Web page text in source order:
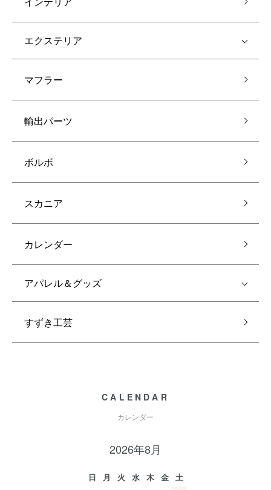
エクステリア
マフラー
輸出パーツ
ボルボ
スカニア
カレンダー
アパレル＆グッズ
すずき工芸
CALENDAR
カレンダー
2026年8月
日 月 火 水 木 金
土